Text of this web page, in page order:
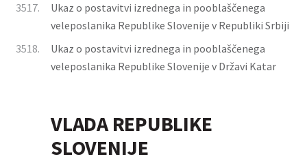
3517.
Ukaz o postavitvi izrednega in pooblaščenega
veleposlanika Republike Slovenije v Republiki Srbiji
3518.
Ukaz o postavitvi izrednega in pooblaščenega
veleposlanika Republike Slovenije v Državi Katar
VLADA REPUBLIKE
SLOVENIJE